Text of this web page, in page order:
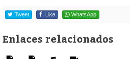
Tweet Like WhatsApp
Enlaces relacionados